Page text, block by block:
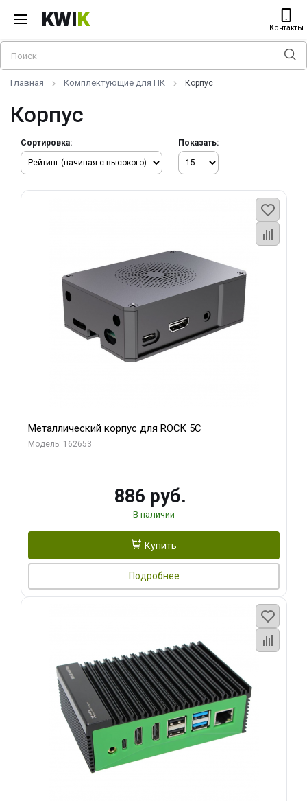
KWIK Контакты
Главная Комплектующие для ПК Корпус
Корпус
Сортировка: Показать:
Металлический корпус для ROCK 5C
Модель: 162653
886 руб.
В наличии
Купить
Подробнее